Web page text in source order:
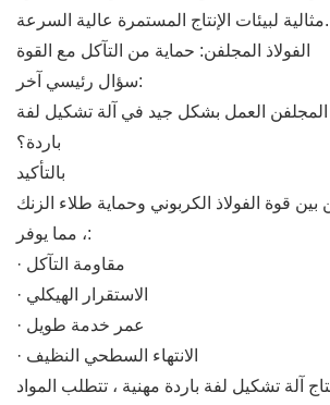
مثالية لبيئات الإنتاج المستمرة عالية السرعة.
الفولاذ المجلفن: حماية من التآكل مع القوة
سؤال رئيسي آخر:
العمل بشكل جيد في آلة تشكيل لفة
باردة؟
بالتأكيد
بين قوة الفولاذ الكربوني وحماية طلاء الزنك
، مما يوفر:
· مقاومة التآكل
· الاستقرار الهيكلي
· عمر خدمة طويل
· الانتهاء السطحي النظيف
آلة تشكيل لفة باردة مهنية ، تتطلب المواد